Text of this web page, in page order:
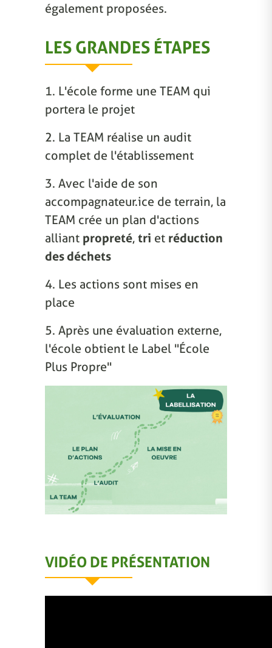
également proposées.
LES GRANDES ÉTAPES
1. L'école forme une TEAM qui
portera le projet
2. La TEAM réalise un audit
complet de l'établissement
3. Avec l'aide de son
accompagnateur.ice de terrain, la
TEAM crée un plan d'actions
alliant propreté, tri et réduction
des déchets
4. Les actions sont mises en
place
5. Après une évaluation externe,
l'école obtient le Label "École
Plus Propre"
VIDÉO DE PRÉSENTATION